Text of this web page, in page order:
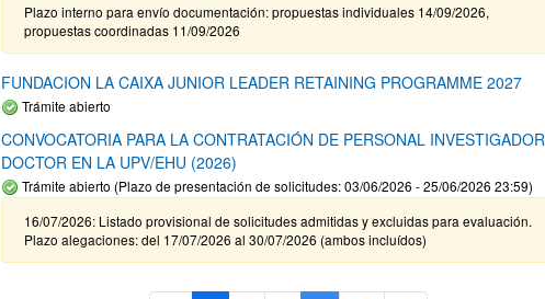
Plazo interno para envío documentación: propuestas individuales 14/09/2026,
propuestas coordinadas 11/09/2026
FUNDACION LA CAIXA JUNIOR LEADER RETAINING PROGRAMME 2027
Trámite abierto
CONVOCATORIA PARA LA CONTRATACIÓN DE PERSONAL INVESTIGADOR
DOCTOR EN LA UPV/EHU (2026)
Trámite abierto (Plazo de presentación de solicitudes: 03/06/2026 - 25/06/2026 23:59)
16/07/2026: Listado provisional de solicitudes admitidas y excluidas para evaluación.
Plazo alegaciones: del 17/07/2026 al 30/07/2026 (ambos incluídos)